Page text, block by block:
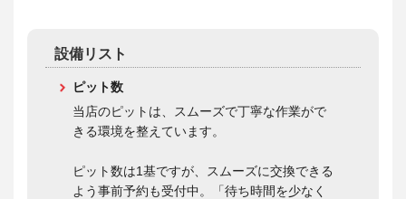
設備リスト
ピット数
当店のピットは、スムーズで丁寧な作業がで
きる環境を整えています。
ピット数は1基ですが、スムーズに交換できる
よう事前予約も受付中。「待ち時間を少なく